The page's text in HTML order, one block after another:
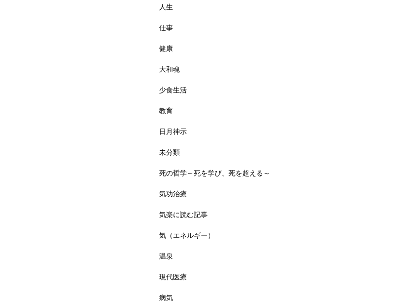
人生
仕事
健康
大和魂
少食生活
教育
日月神示
未分類
死の哲学～死を学び、死を超える～
気功治療
気楽に読む記事
気（エネルギー）
温泉
現代医療
病気